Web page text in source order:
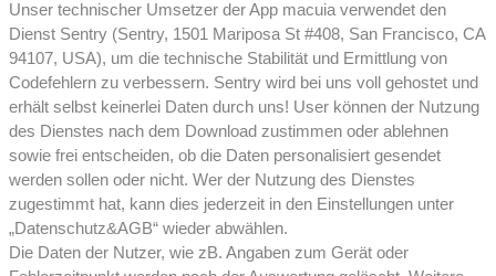
Unser technischer Umsetzer der App macuia verwendet den
Dienst Sentry (Sentry, 1501 Mariposa St #408, San Francisco, CA
94107, USA), um die technische Stabilität und Ermittlung von
Codefehlern zu verbessern. Sentry wird bei uns voll gehostet und
erhält selbst keinerlei Daten durch uns! User können der Nutzung
des Dienstes nach dem Download zustimmen oder ablehnen
sowie frei entscheiden, ob die Daten personalisiert gesendet
werden sollen oder nicht. Wer der Nutzung des Dienstes
zugestimmt hat, kann dies jederzeit in den Einstellungen unter
„Datenschutz&AGB“ wieder abwählen.
Die Daten der Nutzer, wie zB. Angaben zum Gerät oder